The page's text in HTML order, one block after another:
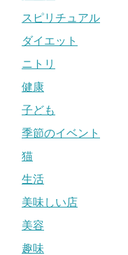
スピリチュアル
ダイエット
ニトリ
健康
子ども
季節のイベント
猫
生活
美味しい店
美容
趣味